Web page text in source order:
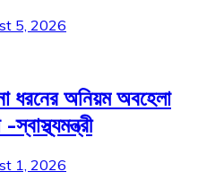
5, 2026
ধরনের অনিয়ম অবহেলা
1, 2026